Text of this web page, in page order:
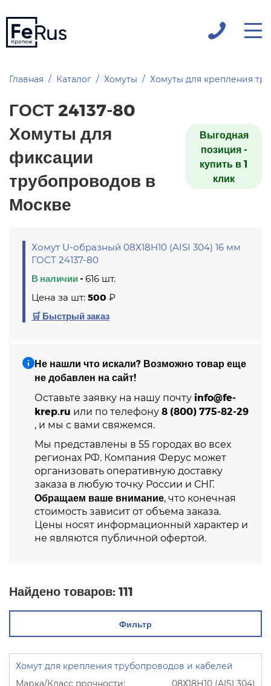
Главная Каталог Хомуты Хомуты для крепления
ГОСТ 24137-80
Хомуты для
фиксации
трубопроводов в
Москве
Выгодная
позиция -
купить в 1
клик
Хомут U-образный 08Х18Н10 (AISI 304) 16 мм
ГОСТ 24137-80
В наличии- 616 шт.
Цена за шт: 500 ₽
🛒 Быстрый заказ
Не нашли что искали? Возможно товар еще
не добавлен на сайт!
Оставьте заявку на нашу почту info@fe-
krep.ru или по телефону 8 (800) 775-82-29
, и мы с вами свяжемся.
Мы представлены в 55 городах во всех
регионах РФ. Компания Ферус может
организовать оперативную доставку
заказа в любую точку России и СНГ.
Обращаем ваше внимание, что конечная
стоимость зависит от объема заказа.
Цены носят информационный характер и
не являются публичной офертой.
Найдено товаров: 111
Фильтр
Хомут для крепления трубопроводов и кабелей
08Х18Н10 (AISI 304)